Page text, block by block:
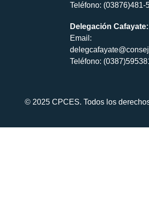
Teléfono: (03876)481-
Delegación Cafayate:
Email:
Teléfono:
© 2025 CPCES. Todos los